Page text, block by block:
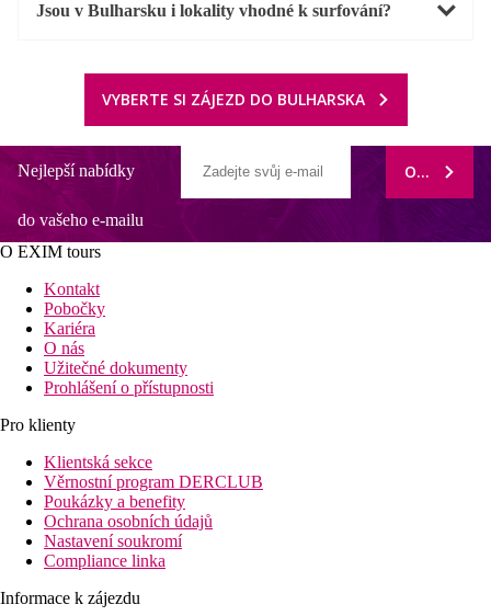
Jsou v Bulharsku i lokality vhodné k surfování?
VYBERTE SI ZÁJEZD DO BULHARSKA
Nejlepší nabídky
do vašeho e-mailu
ODEBÍRAT
O EXIM tours
Kontakt
Pobočky
Kariéra
O nás
Užitečné dokumenty
Prohlášení o přístupnosti
Pro klienty
Klientská sekce
Věrnostní program DERCLUB
Poukázky a benefity
Ochrana osobních údajů
Nastavení soukromí
Compliance linka
Informace k zájezdu